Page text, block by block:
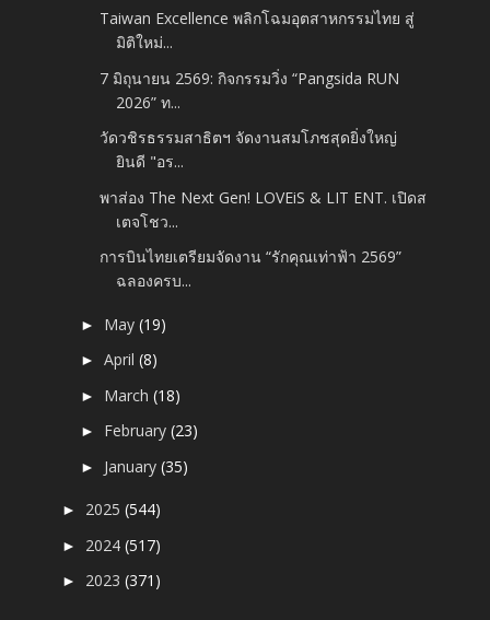
Taiwan Excellence พลิกโฉมอุตสาหกรรมไทย สู่
มิติใหม่...
7 มิถุนายน 2569: กิจกรรมวิ่ง “Pangsida RUN
2026” ท...
วัดวชิรธรรมสาธิตฯ จัดงานสมโภชสุดยิ่งใหญ่
ยินดี "อร...
พาส่อง The Next Gen! LOVEiS & LIT ENT. เปิดส
เตจโชว...
การบินไทยเตรียมจัดงาน “รักคุณเท่าฟ้า 2569”
ฉลองครบ...
► May(19)
►April(8)
► March(18)
► February(23)
► January(35)
► 2025(544)
► 2024(517)
► 2023(371)